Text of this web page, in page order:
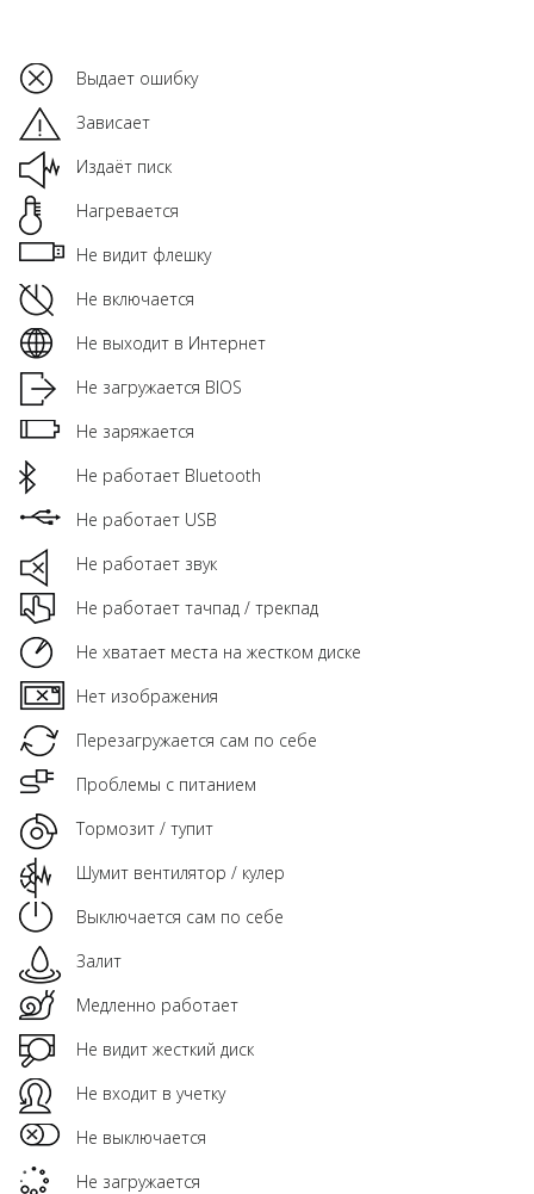
Выдает ошибку
Зависает
Издаёт писк
Нагревается
Не видит флешку
Не включается
Не выходит в Интернет
Не загружается BIOS
Не заряжается
Не работает Bluetooth
Не работает USB
Не работает звук
Не работает тачпад / трекпад
Не хватает места на жестком диске
Нет изображения
Перезагружается сам по себе
Проблемы с питанием
Тормозит / тупит
Шумит вентилятор / кулер
Выключается сам по себе
Залит
Медленно работает
Не видит жесткий диск
Не входит в учетку
Не выключается
Не загружается